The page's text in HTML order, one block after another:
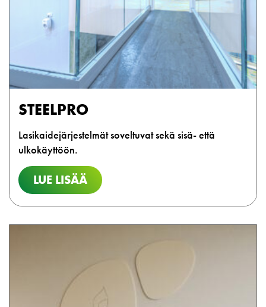
STEELPRO
Lasikaidejärjestelmät soveltuvat sekä sisä- että
ulkokäyttöön.
LUE LISÄÄ